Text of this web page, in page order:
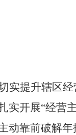
实提升辖区
实开展“经营
动靠前破解年